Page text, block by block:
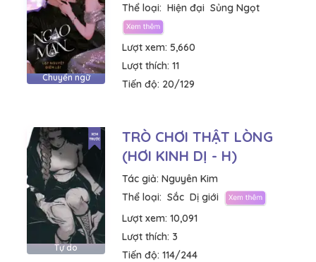
Chuyển ngữ
Thể loại: Hiện đại Sủng Ngọt
Lượt xem: 5,660
Lượt thích: 11
Tiến độ: 20/129
Tự do
TRÒ CHƠI THẬT LÒNG
(HƠI KINH DỊ - H)
Tác giả: Nguyên Kim
Thể loại: Sắc Dị giới
Lượt xem: 10,091
Lượt thích: 3
Tiến độ: 114/244